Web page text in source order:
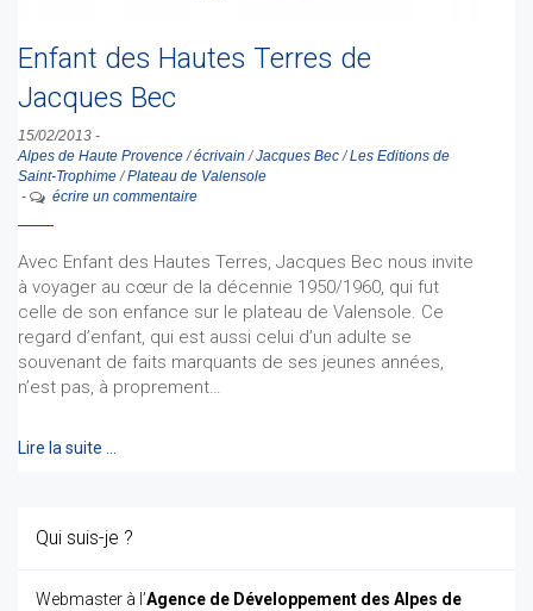
Enfant des Hautes Terres de
Jacques Bec
15/02/2013 -
Alpes de Haute Provence/écrivain /Jacques Bec/Les Editions de
Saint-Trophime/Plateau de Valensole
-
écrire un commentaire
Avec Enfant des Hautes Terres, Jacques Bec nous invite
à voyager au cœur de la décennie 1950/1960, qui fut
celle de son enfance sur le plateau de Valensole. Ce
regard d’enfant, qui est aussi celui d’un adulte se
souvenant de faits marquants de ses jeunes années,
n’est pas, à proprement…
Lire la suite …
Qui suis-je ?
Webmaster à l’Agence de Développement des Alpes de